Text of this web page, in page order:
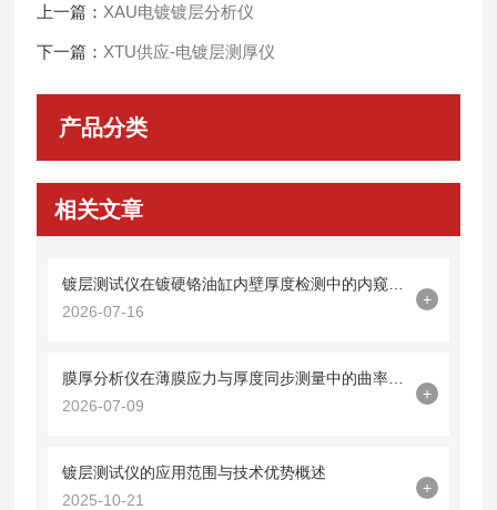
上一篇： XAU电镀镀层分析仪
下一篇： XTU供应-电镀层测厚仪
产品分类
相关文章
2026-07-16
+
2026-07-09
+
镀层测试仪的应用范围与技术优势概述
2025-10-21
+